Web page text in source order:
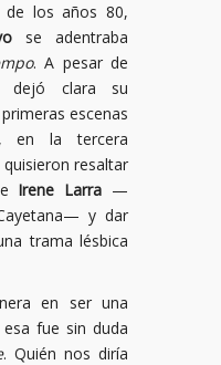
de los años 80,
se adentraba
. A pesar de
dejó clara su
escenas
en la tercera
resaltar
Irene Larra —
y dar
trama lésbica
en ser una
fue sin duda
. Quién nos diría